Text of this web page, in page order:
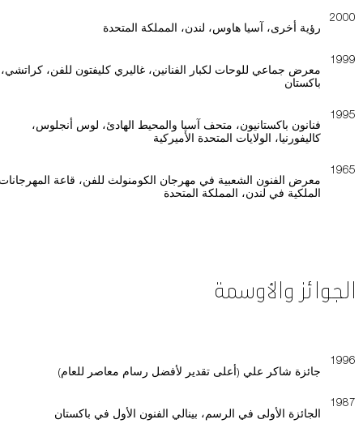
2000
رؤية أخرى، آسيا هاوس، لندن، المملكة المتحدة
1999
معرض جماعي للوحات لكبار الفنانين، غاليري كليفتون للفن، كراتشي،
باكستان
1995
فنانون باكستانيون، متحف آسيا والمحيط الهادئ، لوس أنجلوس،
كاليفورنيا، الولايات المتحدة الأميركية
1965
معرض الفنون الشعبية في مهرجان الكومنولث للفن، قاعة
الملكية في لندن، المملكة المتحدة
الجوائز والأوسمة
1996
جائزة شاكر علي (أعلى تقدير لأفضل رسام معاصر للعام)
1987
الجائزة الأولى في الرسم، بينالي الفنون الأول في باكستان